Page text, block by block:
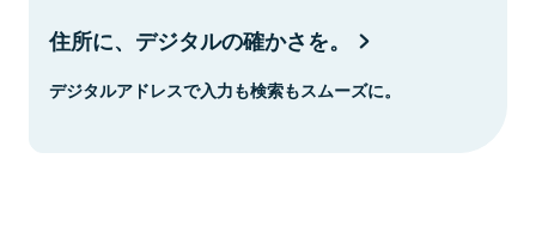
住所に、デジタルの確かさを。
デジタルアドレスで入力も検索もスムーズに。